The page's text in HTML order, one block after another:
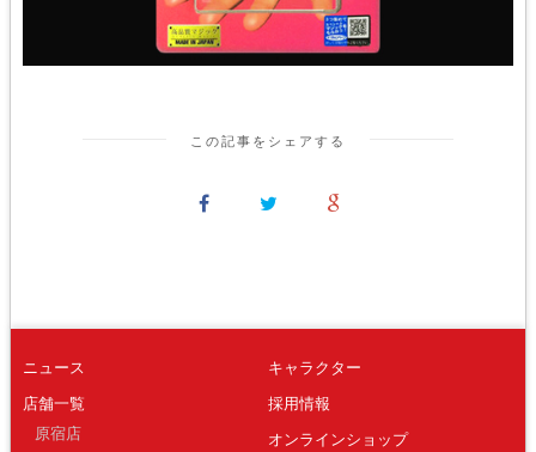
この記事をシェアする
ニュース
店舗一覧
原宿店
キャラクター
採用情報
オンラインショップ